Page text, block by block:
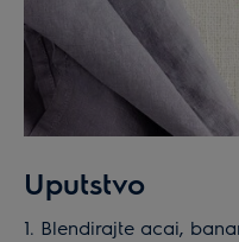
Uputstvo
1. Blendirajte acai, bananu i mango u blenderu na